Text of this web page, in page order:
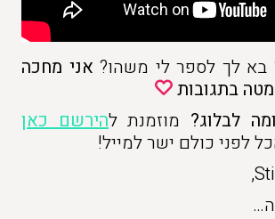
בא לך לספר לי משהו? אני מחכה
בתגובות
לבלוג? מוזמנת להירשם כאן
לפני כולם ישר למייל!